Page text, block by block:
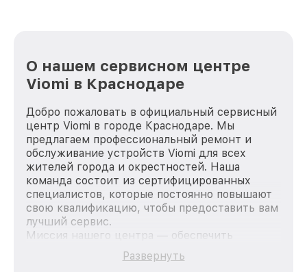
О нашем сервисном центре
Viomi в Краснодаре
Добро пожаловать в официальный сервисный
центр Viomi в городе Краснодаре. Мы
предлагаем профессиональный ремонт и
обслуживание устройств Viomi для всех
жителей города и окрестностей. Наша
команда состоит из сертифицированных
специалистов, которые постоянно повышают
свою квалификацию, чтобы предоставить вам
лучший сервис.
Миссия нашего центра — обеспечить
качественный и доступный ремонт для
каждого пользователя продукции Viomi, вне
Развернуть